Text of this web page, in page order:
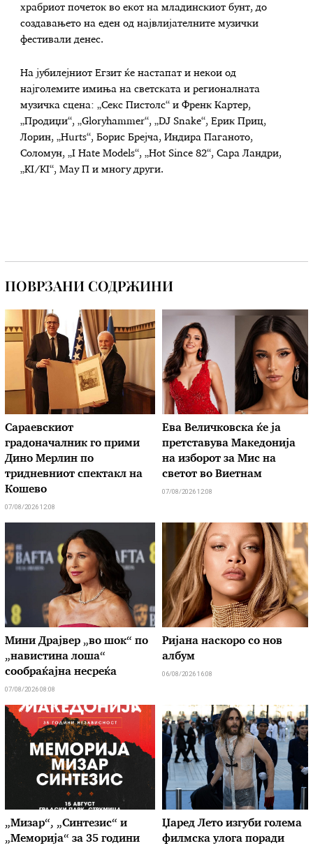
храбриот почеток во екот на младинскиот бунт, до
создавањето на еден од највлијателните музички
фестивали денес.
На јубилејниот Егзит ќе настапат и некои од
најголемите имиња на светската и регионалната
музичка сцена: „Секс Пистолс“ и Френк Картер,
„Продиџи“, „Gloryhammer“, „DJ Snake“, Ерик Приц,
Лорин, „Hurts“, Борис Брејча, Индира Паганото,
Соломун, „I Hate Models“, „Hot Since 82“, Сара Ландри,
„KI/KI“, Мау П и многу други.
ПОВРЗАНИ СОДРЖИНИ
Сараевскиот
градоначалник го прими
Дино Мерлин по
тридневниот спектакл на
Кошево
07/08/2026 12:08
Ева Величковска ќе ја
претставува Македонија
на изборот за Мис на
светот во Виетнам
07/08/2026 12:08
Мини Драјвер „во шок“ по
„навистина лоша“
сообраќајна несреќа
07/08/2026 08:08
Ријана наскоро со нов
албум
06/08/2026 16:08
„Мизар“, „Синтезис“ и
„Меморија“ за 35 години
Џаред Лето изгуби голема
филмска улога поради